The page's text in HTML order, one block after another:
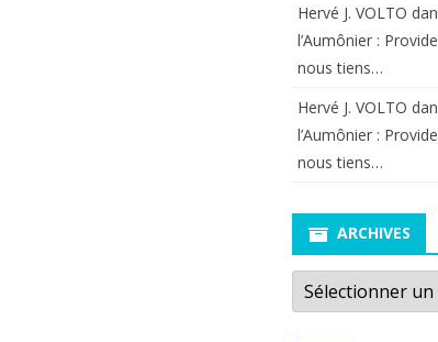
Hervé J. VOLTO
l’Aumônier :
nous tiens…
Hervé J. VOLTO
l’Aumônier :
nous tiens…
ARCHIVES
Archives